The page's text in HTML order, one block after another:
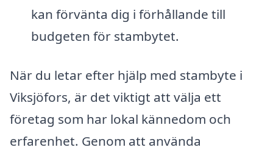
kan förvänta dig i förhållande till
budgeten för stambytet.
När du letar efter hjälp med stambyte i
Viksjöfors, är det viktigt att välja ett
företag som har lokal kännedom och
erfarenhet. Genom att använda